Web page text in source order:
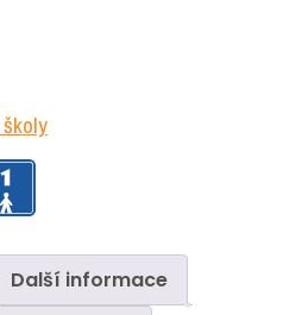
Další informace